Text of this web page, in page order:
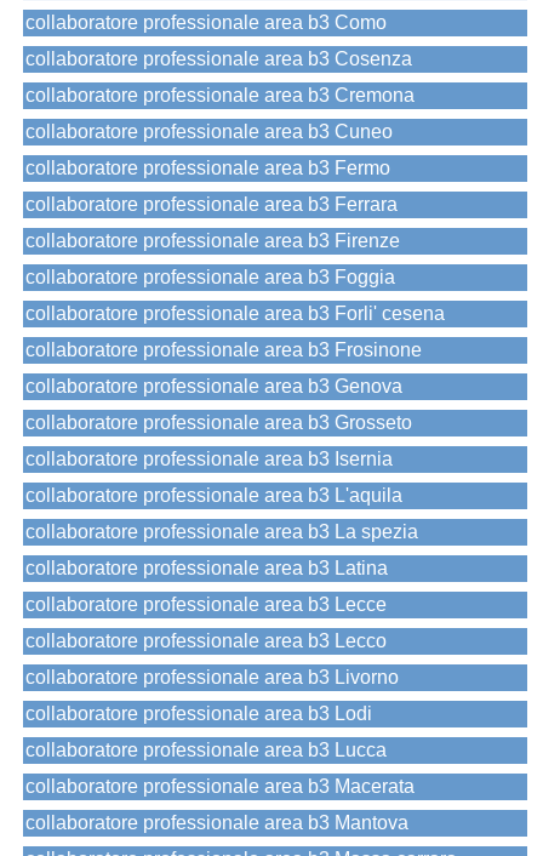
collaboratore professionale area b3 Como
collaboratore professionale area b3 Cosenza
collaboratore professionale area b3 Cremona
collaboratore professionale area b3 Cuneo
collaboratore professionale area b3 Fermo
collaboratore professionale area b3 Ferrara
collaboratore professionale area b3 Firenze
collaboratore professionale area b3 Foggia
collaboratore professionale area b3 Forli' cesena
collaboratore professionale area b3 Frosinone
collaboratore professionale area b3 Genova
collaboratore professionale area b3 Grosseto
collaboratore professionale area b3 Isernia
collaboratore professionale area b3 L'aquila
collaboratore professionale area b3 La spezia
collaboratore professionale area b3 Latina
collaboratore professionale area b3 Lecce
collaboratore professionale area b3 Lecco
collaboratore professionale area b3 Livorno
collaboratore professionale area b3 Lodi
collaboratore professionale area b3 Lucca
collaboratore professionale area b3 Macerata
collaboratore professionale area b3 Mantova